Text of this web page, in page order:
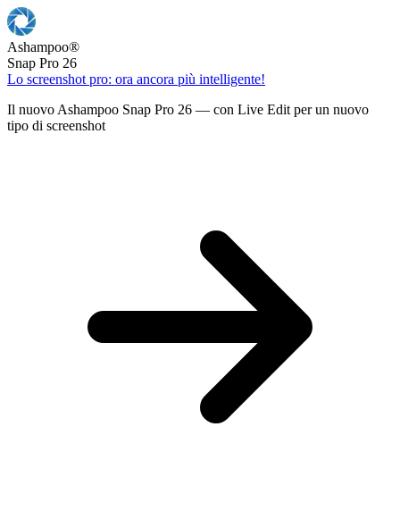
Ashampoo®
Snap Pro 26
Lo screenshot pro: ora ancora più intelligente!
Il nuovo Ashampoo Snap Pro 26 — con Live Edit per un nuovo
tipo di screenshot